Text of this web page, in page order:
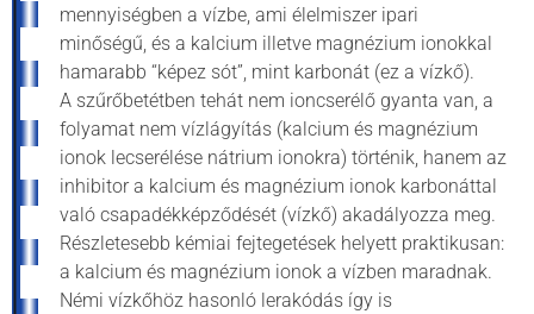
mennyiségben a vízbe, ami élelmiszer ipari
minőségű, és a kalcium illetve magnézium ionokkal
hamarabb “képez sót”, mint karbonát (ez a vízkő).
A szűrőbetétben tehát nem ioncserélő gyanta van, a
folyamat nem vízlágyítás (kalcium és magnézium
ionok lecserélése nátrium ionokra) történik, hanem az
inhibitor a kalcium és magnézium ionok karbonáttal
való csapadékképződését (vízkő) akadályozza meg.
Részletesebb kémiai fejtegetések helyett praktikusan:
a kalcium és magnézium ionok a vízben maradnak.
Némi vízkőhöz hasonló lerakódás így is